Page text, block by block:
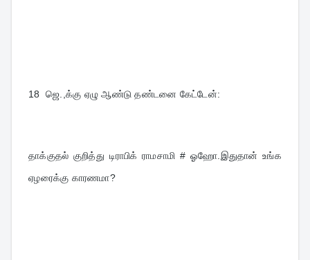
18 ஜெ.,க்கு ஏழு ஆண்டு தண்டனை கேட்டேன்:
தாக்குதல் குறித்து டிராபிக் ராமசாமி # ஓஹோ.இதுதான் உங்க
ஏழரைக்கு காரணமா?